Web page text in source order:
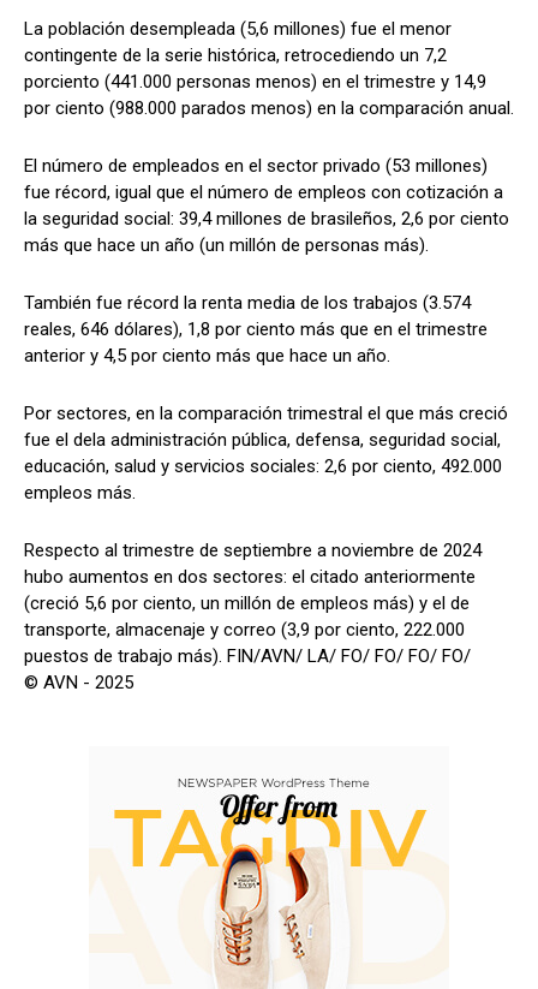
La población desempleada (5,6 millones) fue el menor
contingente de la serie histórica, retrocediendo un 7,2
porciento (441.000 personas menos) en el trimestre y 14,9
por ciento (988.000 parados menos) en la comparación anual.
El número de empleados en el sector privado (53 millones)
fue récord, igual que el número de empleos con cotización a
la seguridad social: 39,4 millones de brasileños, 2,6 por ciento
más que hace un año (un millón de personas más).
También fue récord la renta media de los trabajos (3.574
reales, 646 dólares), 1,8 por ciento más que en el trimestre
anterior y 4,5 por ciento más que hace un año.
Por sectores, en la comparación trimestral el que más creció
fue el dela administración pública, defensa, seguridad social,
educación, salud y servicios sociales: 2,6 por ciento, 492.000
empleos más.
Respecto al trimestre de septiembre a noviembre de 2024
hubo aumentos en dos sectores: el citado anteriormente
(creció 5,6 por ciento, un millón de empleos más) y el de
transporte, almacenaje y correo (3,9 por ciento, 222.000
puestos de trabajo más). FIN/AVN/ LA/ FO/ FO/ FO/ FO/
© AVN - 2025